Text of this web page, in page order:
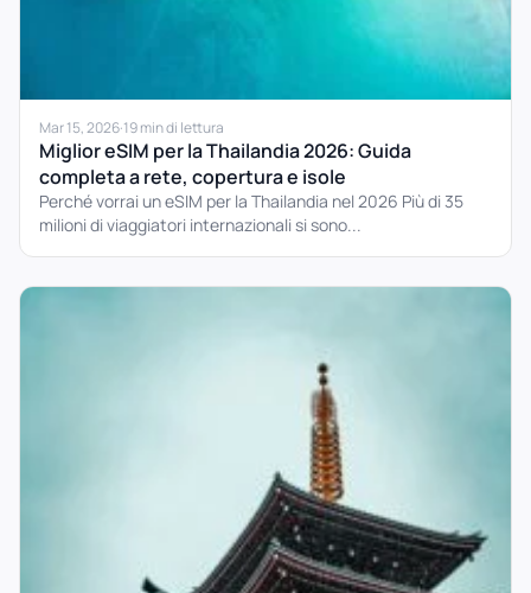
Mar 15, 2026·19 min di lettura
Miglior eSIM per la Thailandia 2026: Guida
completa a rete, copertura e isole
Perché vorrai un eSIM per la Thailandia nel 2026 Più di 35
milioni di viaggiatori internazionali si sono...